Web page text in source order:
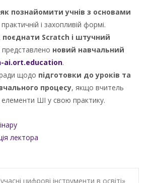
як познайомити учнів з основами
і захопливій формі.
поєднати Scratch і штучний
новий навчальний
ai.ort.education.
щодо підготовки до уроків та
процесу, якщо вчитель
ШІ у свою практику.
лектора
цифрові інструменти в освіті»